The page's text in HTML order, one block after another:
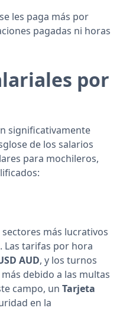
les paga más por
pagadas ni horas
por
significativamente
de los salarios
para mochileros,
más lucrativos
Las tarifas por hora
AUD, y los turnos
debido a las multas
campo, un Tarjeta
en la